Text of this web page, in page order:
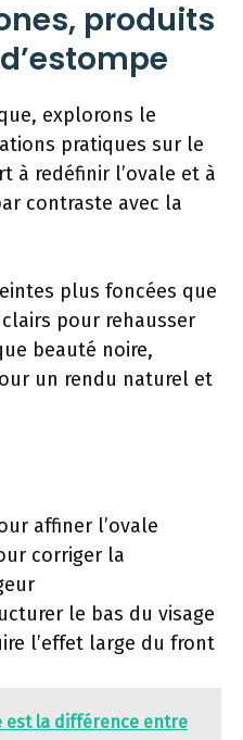
produits
explorons le
pratiques sur le
à redéfinir l’ovale et à
contraste avec la
plus foncées que
pour rehausser
beauté noire,
un rendu naturel et
affiner l’ovale
corriger la
le bas du visage
l’effet large du front
est la différence entre